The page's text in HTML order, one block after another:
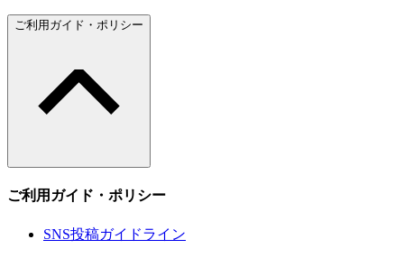
ご利用ガイド・ポリシー
ご利用ガイド・ポリシー
SNS投稿ガイドライン